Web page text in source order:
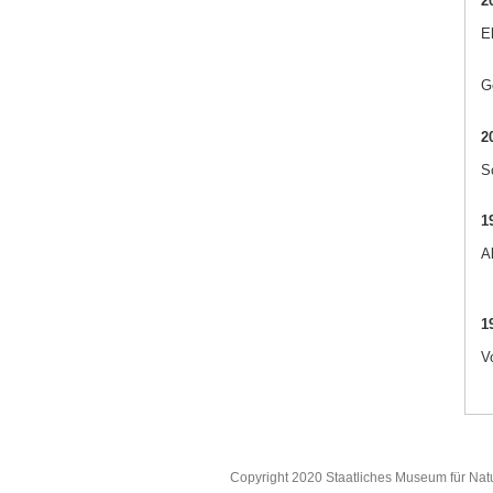
Copyright 2020 Staatliches Museum für